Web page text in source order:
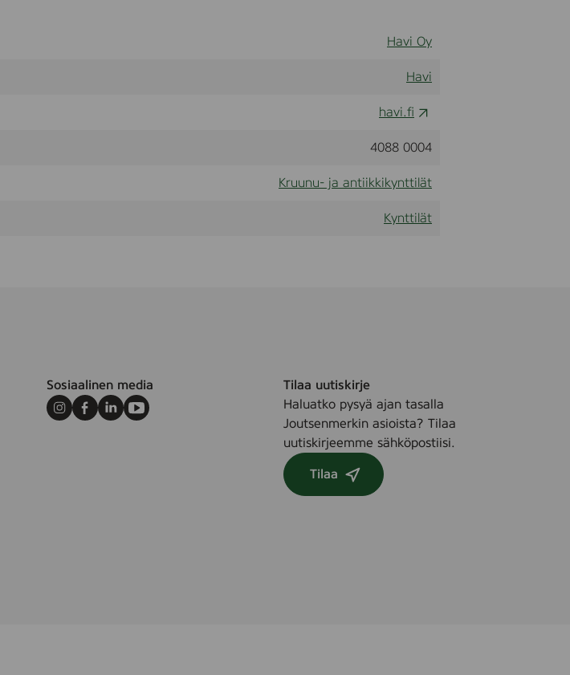
Havi Oy
Havi
havi.fi
4088 0004
Kruunu- ja antiikkikynttilät
Kynttilät
Sosiaalinen media
Instagram
Facebook
LinkedInYoutube
Tilaa uutiskirje
Haluatko pysyä ajan tasalla
Joutsenmerkin asioista? Tilaa
uutiskirjeemme sähköpostiisi.
Tilaa